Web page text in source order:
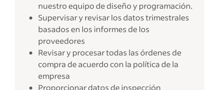
nuestro equipo de diseño y programación.
Supervisar y revisar los datos trimestrales
basados en los informes de los
proveedores
Revisar y procesar todas las órdenes de
compra de acuerdo con la política de la
empresa
Proporcionar datos de inspección